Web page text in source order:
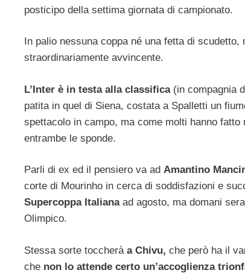
posticipo della settima giornata di campionato.
In palio nessuna coppa né una fetta di scudetto,
straordinariamente avvincente.
L’Inter è in testa alla classifica(in compagnia
patita in quel di Siena, costata a Spalletti un
spettacolo in campo, ma come molti hanno fatto
entrambe le sponde.
Parli di ex ed il pensiero va ad Amantino
corte di Mourinho in cerca di soddisfazioni e
Supercoppa Italiana ad agosto, ma domani
Olimpico.
Stessa sorte toccherà a Chivu, che però ha il
che non lo attende certo un’accoglienza